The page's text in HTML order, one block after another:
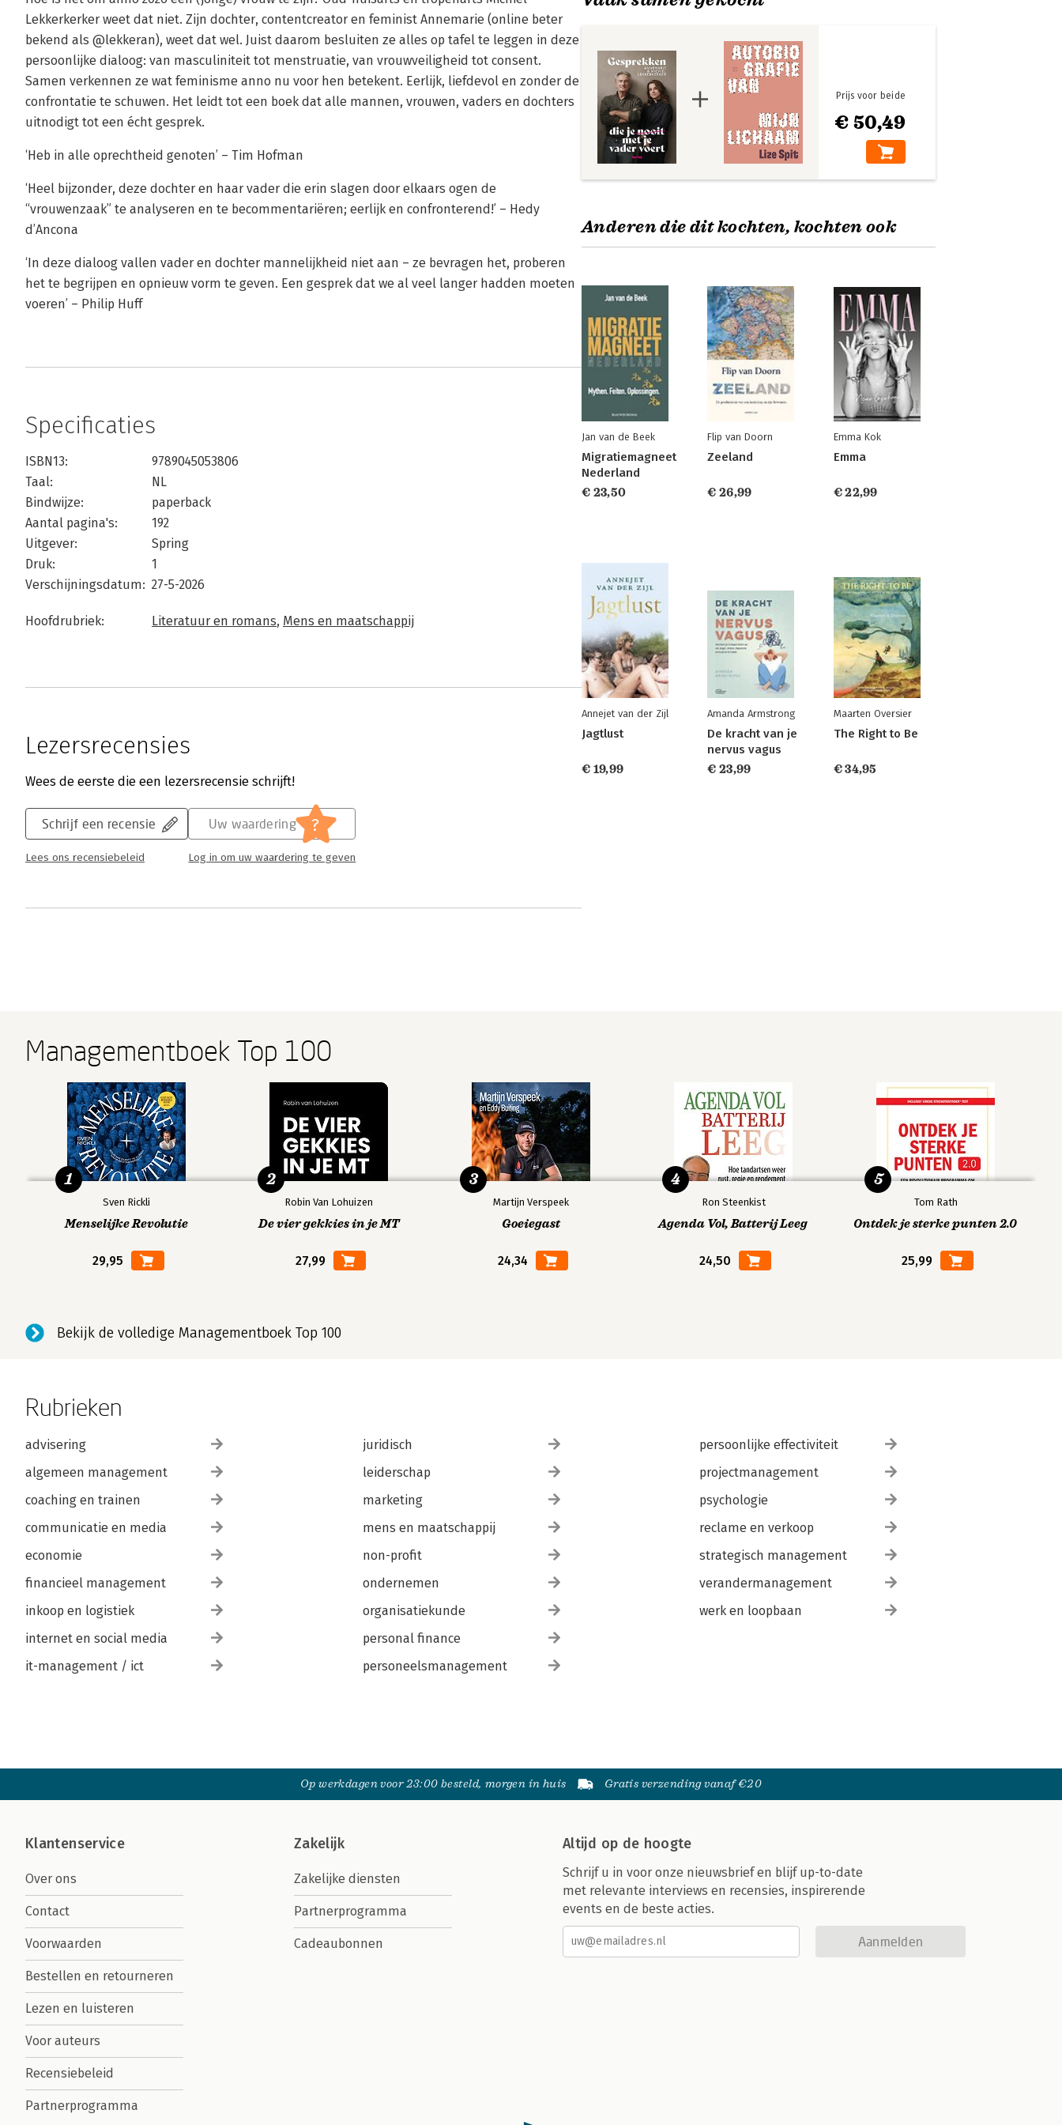
Lekkerkerker weet dat niet. Zijn dochter, contentcreator en feminist Annemarie (online beter
bekend als @lekkeran), weet dat wel. Juist daarom besluiten ze alles op tafel te leggen in deze
persoonlijke dialoog: van masculiniteit tot menstruatie, van vrouwveiligheid tot consent.
Samen verkennen ze wat feminisme anno nu voor hen betekent. Eerlijk, liefdevol en zonder de
confrontatie te schuwen. Het leidt tot een boek dat alle mannen, vrouwen, vaders en dochters
uitnodigt tot een écht gesprek.
‘Heb in alle oprechtheid genoten’ – Tim Hofman
‘Heel bijzonder, deze dochter en haar vader die erin slagen door elkaars ogen de
“vrouwenzaak” te analyseren en te becommentariëren; eerlijk en confronterend!’ – Hedy
d’Ancona
‘In deze dialoog vallen vader en dochter mannelijkheid niet aan – ze bevragen het, proberen
het te begrijpen en opnieuw vorm te geven. Een gesprek dat we al veel langer hadden moeten
voeren’ – Philip Huff
Specificaties
ISBN13:
9789045053806
Taal:
NL
Bindwijze:
paperback
Aantal pagina's:
192
Uitgever:
Spring
Druk:
1
Verschijningsdatum: 27-5-2026
Hoofdrubriek: Literatuur en romans, Mens en maatschappij
Lezersrecensies
Wees de eerste die een lezersrecensie schrijft!
Schrijf een recensie
Lees ons recensiebeleid
Uw waardering ?
Log in om uw waardering te geven
€ 50,49
Prijs voor beide
Anderen die dit kochten, kochten ook
Jan van de Beek
Migratiemagneet
Nederland
€ 23,50
Flip van Doorn
Zeeland
€ 26,99
Emma Kok
Emma
€ 22,99
Annejet van der Zijl
Jagtlust
€ 19,99
Amanda Armstrong
De kracht van je
nervus vagus
€ 23,99
Maarten Oversier
The Right to Be
€ 34,95
Managementboek Top 100
Sven Rickli
Menselijke Revolutie
29,95
1
Robin Van Lohuizen
De vier gekkies in je MT
27,99
2
Martijn Verspeek
Goeiegast
24,34
3
Ron Steenkist
Agenda Vol, Batterij Leeg
24,50
4
Tom Rath
Ontdek je sterke punten 2.0
25,99
5
Bekijk de volledige Managementboek Top 100
Rubrieken
advisering
algemeen management
coaching en trainen
communicatie en media
economie
financieel management
inkoop en logistiek
internet en social media
it-management / ict
juridisch
leiderschap
marketing
mens en maatschappij
non-profit
ondernemen
organisatiekunde
personal finance
personeelsmanagement
persoonlijke effectiviteit
projectmanagement
psychologie
reclame en verkoop
strategisch management
verandermanagement
werk en loopbaan
Op werkdagen voor 23:00 besteld, morgen in huis Gratis verzending vanaf €20
Klantenservice
Over ons
Contact
Voorwaarden
Bestellen en retourneren
Lezen en luisteren
Voor auteurs
Recensiebeleid
Partnerprogramma
Zakelijk
Zakelijke diensten
Partnerprogramma
Cadeaubonnen
Altijd op de hoogte
Schrijf u in voor onze nieuwsbrief en blijf up-to-date
met relevante interviews en recensies, inspirerende
events en de beste acties.
Aanmelden